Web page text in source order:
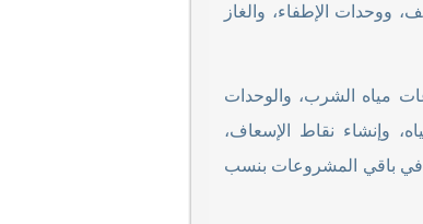
ووحدات الإطفاء، والغاز
من تلك المشروعات بنسبة تنفيذ 100%، في قطاعات مياه الشرب، والوحدات
وإنشاء نقاط الإسعاف،
في باقي المشروعات بنسب